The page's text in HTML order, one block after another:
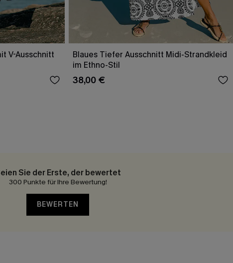
V-Ausschnitt
Blaues Tiefer Ausschnitt Midi-Strandkleid
im Ethno-Stil
38,00 €
Sie der Erste, der bewertet
300 Punkte für Ihre Bewertung!
BEWERTEN